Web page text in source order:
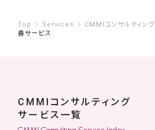
Top Services CMMIコンサルティング
善サービス
CMMIコンサルティング
サービス一覧